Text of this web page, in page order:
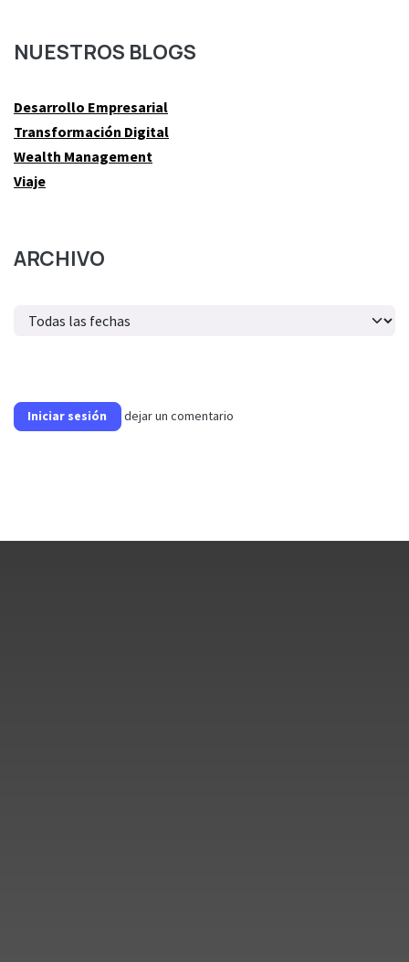
NUESTROS BLOGS
Desarrollo Empresarial
Transformación Digital
Wealth Management
Viaje
ARCHIVO
Iniciar sesión dejar un comentario